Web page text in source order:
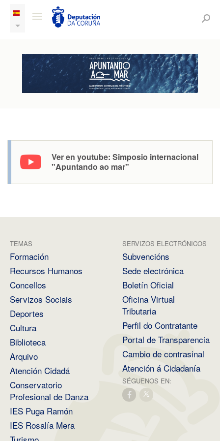
Ver en youtube: Simposio internacional
"Apuntando ao mar"
TEMAS
Formación
Recursos Humanos
Concellos
Servizos Sociais
Deportes
Cultura
Biblioteca
Arquivo
Atención Cidadá
Conservatorio
Profesional de Danza
IES Puga Ramón
IES Rosalía Mera
SERVIZOS ELECTRÓNICOS
Subvencións
Sede electrónica
Boletín Oficial
Oficina Virtual
Tributaria
Perfil do Contratante
Portal de Transparencia
Cambio de contrasinal
Atención á Cidadanía
SÉGUENOS EN: